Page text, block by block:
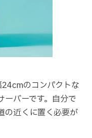
のコンパクトな
ーバーです。自分で
の近くに置く必要が